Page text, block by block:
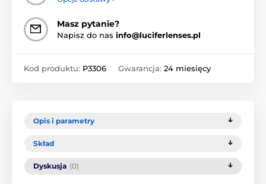
Masz pytanie?
Napisz do nas info@luciferlenses.pl
Kod produktu: P3306 Gwarancja: 24 miesięcy
Opis i parametry
Skład
Dyskusja (0)